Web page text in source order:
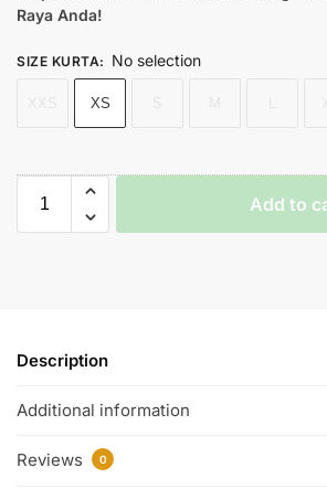
Raya Anda!
SIZE KURTA: No selection
XS
Add to
Description
Additional information
Reviews 0